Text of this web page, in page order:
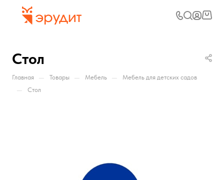
Стол
Главная — Товары — Мебель — Мебель для детских садов
— Стол